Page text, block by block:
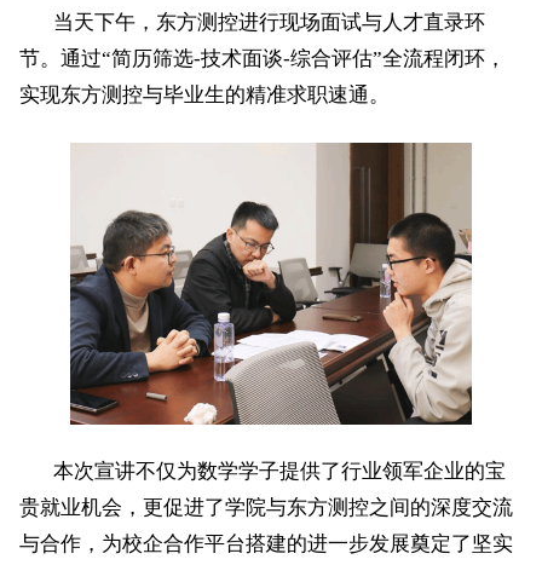
当天下午，东方测控进行现场面试与人才直录环
节。通过“简历筛选-技术面谈-综合评估”全流程闭环，
实现东方测控与毕业生的精准求职速通。
本次宣讲不仅为数学学子提供了行业领军企业的宝
贵就业机会，更促进了学院与东方测控之间的深度交流
与合作，为校企合作平台搭建的进一步发展奠定了坚实